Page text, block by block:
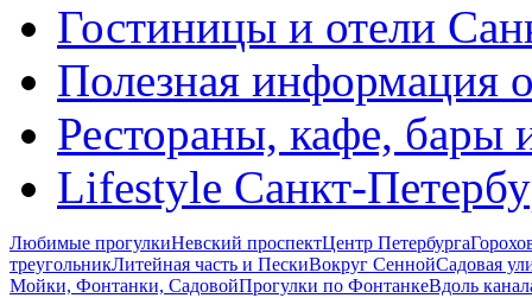
Гостиницы и отели
Полезная информация
Рестораны, кафе, бары
Lifestyle Санкт-
Любимые прогулкиНевский проспектЦентр Петербурга
треугольникЛитейная часть и ПескиВокруг СеннойСадовая
Мойки, Фонтанки, СадовойПрогулки по ФонтанкеВдоль